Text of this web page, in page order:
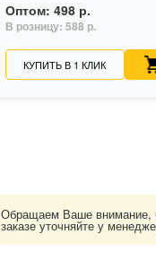
Оптом: 498 р.
В розницу: 588 р.
КУПИТЬ В 1 КЛИК
Обращаем Ваше внимание,
заказе уточняйте у